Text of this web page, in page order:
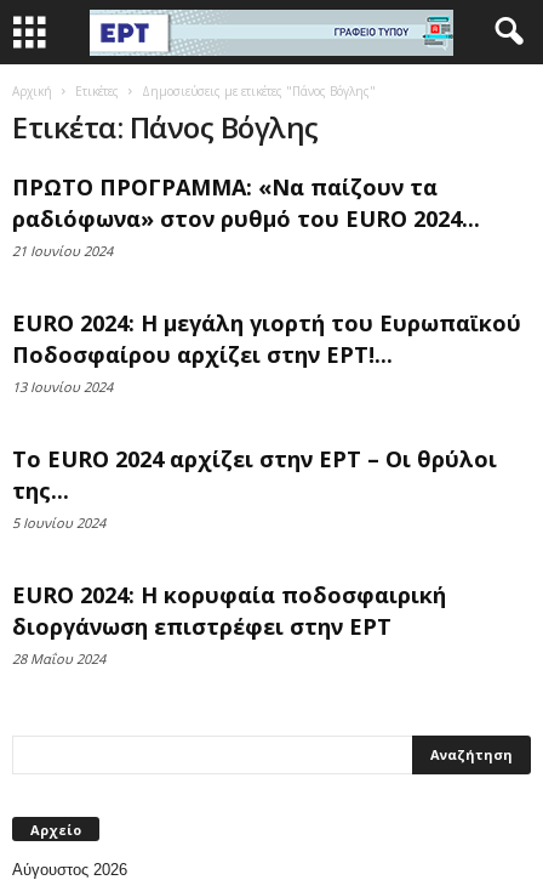
Αρχική Ετικέτες Δημοσιεύσεις με ετικέτες "Πάνος Βόγλης"
Ετικέτα: Πάνος Βόγλης
ΠΡΩΤΟ ΠΡΟΓΡΑΜΜΑ: «Να παίζουν τα
ραδιόφωνα» στον ρυθμό του EURO 2024...
21 Ιουνίου 2024
EURO 2024: Η μεγάλη γιορτή του Ευρωπαϊκού
Ποδοσφαίρου αρχίζει στην ΕΡΤ!...
13 Ιουνίου 2024
To EURO 2024 αρχίζει στην ΕΡΤ – Οι θρύλοι
της...
5 Ιουνίου 2024
EURO 2024: Η κορυφαία ποδοσφαιρική
διοργάνωση επιστρέφει στην ΕΡΤ
28 Μαΐου 2024
Αρχείο
Αύγουστος 2026